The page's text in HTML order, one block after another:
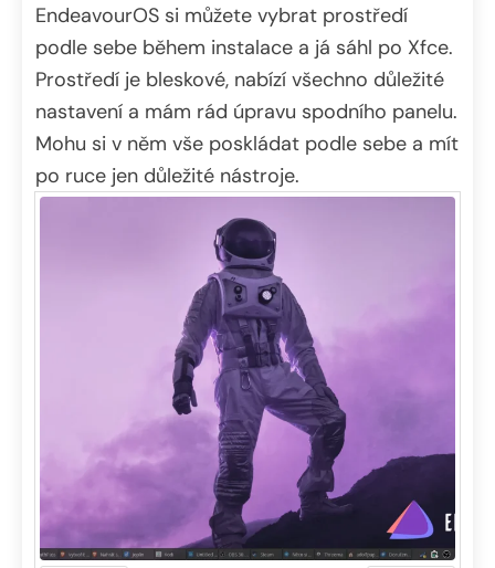
EndeavourOS si můžete vybrat prostředí
podle sebe během instalace a já sáhl po Xfce.
Prostředí je bleskové, nabízí všechno důležité
nastavení a mám rád úpravu spodního panelu.
Mohu si v něm vše poskládat podle sebe a mít
po ruce jen důležité nástroje.